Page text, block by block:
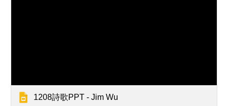
1208詩歌PPT - Jim Wu